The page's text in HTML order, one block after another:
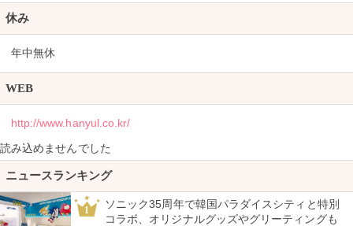
休み
年中無休
WEB
http://www.hanyul.co.kr/
読み込めませんでした
ニュースランキング
1
ソニック35周年で韓国パラダイスシティと特別
コラボ、オリジナルグッズやグリーティングも